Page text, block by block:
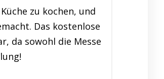
zu kochen, und
Das kostenlose
da sowohl die Messe